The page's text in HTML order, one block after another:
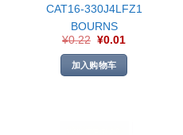
CAT16-330J4LFZ1
BOURNS
¥0.22 ¥0.01
加入购物车